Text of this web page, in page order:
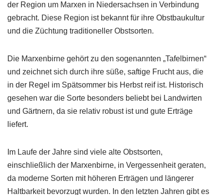
der Region um Marxen in Niedersachsen in Verbindung
gebracht. Diese Region ist bekannt für ihre Obstbaukultur
und die Züchtung traditioneller Obstsorten.
Die Marxenbirne gehört zu den sogenannten „Tafelbirnen“
und zeichnet sich durch ihre süße, saftige Frucht aus, die
in der Regel im Spätsommer bis Herbst reif ist. Historisch
gesehen war die Sorte besonders beliebt bei Landwirten
und Gärtnern, da sie relativ robust ist und gute Erträge
liefert.
Im Laufe der Jahre sind viele alte Obstsorten,
einschließlich der Marxenbirne, in Vergessenheit geraten,
da moderne Sorten mit höheren Erträgen und längerer
Haltbarkeit bevorzugt wurden. In den letzten Jahren gibt es